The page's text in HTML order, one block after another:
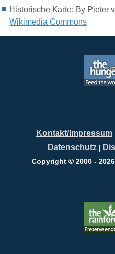
Historische Karte: By Pieter
Wikimedia Commons
Kontakt/Impressum
Datenschutz |
Copyright © 2000 -